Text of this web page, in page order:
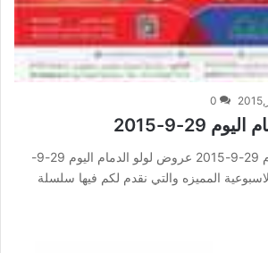
0
29-9-2015
عروض لولو الدمام اليوم 29-9-2015 عروض لولو الدمام اليوم 29-9-
المميزه والتي نقدم لكم فيها سلسلة